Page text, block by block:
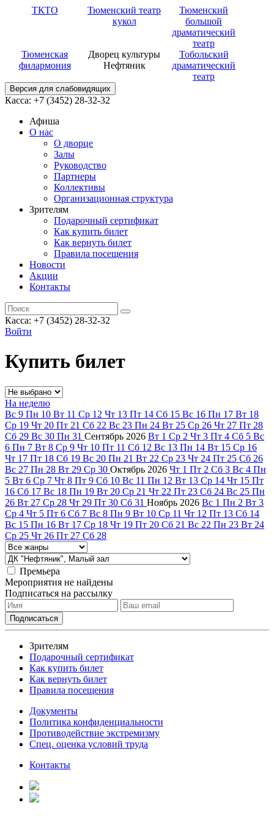
ТКТО
Тюменский театр
кукол
Тюменский
большой
драматический
театр
Тюменская
филармония
Дворец культуры
Нефтяник
Тобольский
драматический
театр
Версия для слабовидящих
Касса: +7 (3452) 28-32-32
Афиша
О нас
О дворце
Залы
Руководство
Партнеры
Коллективы
Организационная структура
Зрителям
Подарочный сертификат
Как купить билет
Как вернуть билет
Правила посещения
Новости
Акции
Контакты
Касса: +7 (3452) 28-32-32
Войти
Купить билет
На неделю
Вс 9 Пн 10 Вт 11 Ср 12 Чт 13 Пт 14 Сб 15 Вс 16 Пн 17 Вт 18
Ср 19 Чт 20 Пт 21 Сб 22 Вс 23 Пн 24 Вт 25 Ср 26 Чт 27 Пт 28
Сб 29 Вс 30 Пн 31 Сентябрь 2026 Вт 1 Ср 2 Чт 3 Пт 4 Сб 5 Вс
6 Пн 7 Вт 8 Ср 9 Чт 10 Пт 11 Сб 12 Вс 13 Пн 14 Вт 15 Ср 16
Чт 17 Пт 18 Сб 19 Вс 20 Пн 21 Вт 22 Ср 23 Чт 24 Пт 25 Сб 26
Вс 27 Пн 28 Вт 29 Ср 30 Октябрь 2026 Чт 1 Пт 2 Сб 3 Вс 4 Пн
5 Вт 6 Ср 7 Чт 8 Пт 9 Сб 10 Вс 11 Пн 12 Вт 13 Ср 14 Чт 15 Пт
16 Сб 17 Вс 18 Пн 19 Вт 20 Ср 21 Чт 22 Пт 23 Сб 24 Вс 25 Пн
26 Вт 27 Ср 28 Чт 29 Пт 30 Сб 31 Ноябрь 2026 Вс 1 Пн 2 Вт 3
Ср 4 Чт 5 Пт 6 Сб 7 Вс 8 Пн 9 Вт 10 Ср 11 Чт 12 Пт 13 Сб 14
Вс 15 Пн 16 Вт 17 Ср 18 Чт 19 Пт 20 Сб 21 Вс 22 Пн 23 Вт 24
Ср 25 Чт 26 Пт 27 Сб 28
Премьера
Мероприятия не найдены
Подписаться на рассылку
Зрителям
Подарочный сертификат
Как купить билет
Как вернуть билет
Правила посещения
Документы
Политика конфиденциальности
Противодействие экстремизму
Спец. оценка условий труда
Контакты